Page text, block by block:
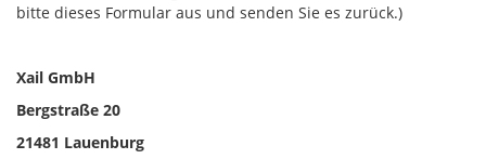
bitte dieses Formular aus und senden Sie es zurück.)
Xail GmbH
Bergstraße 20
21481 Lauenburg